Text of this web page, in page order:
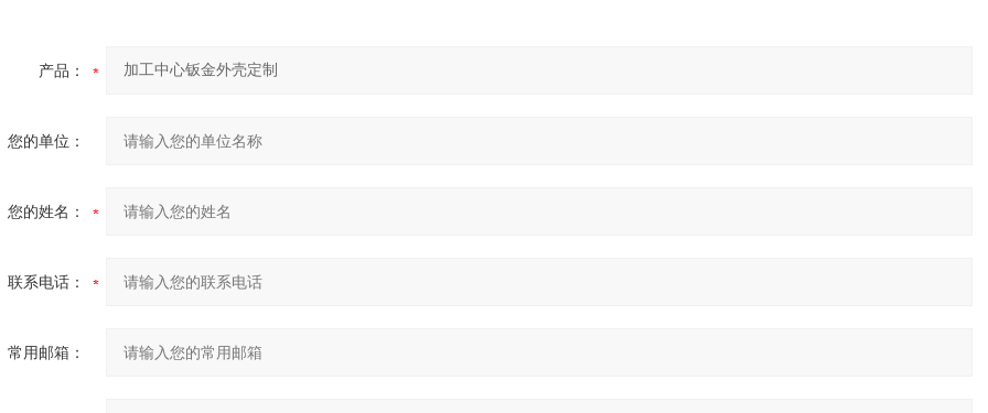
产品：
您的单位：
您的姓名：
联系电话：
常用邮箱：